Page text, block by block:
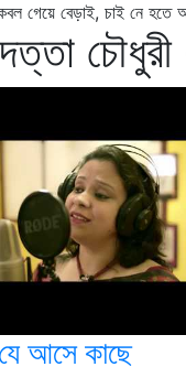
গেয়ে বেড়াই, চাই নে হতে
আসে কাছে